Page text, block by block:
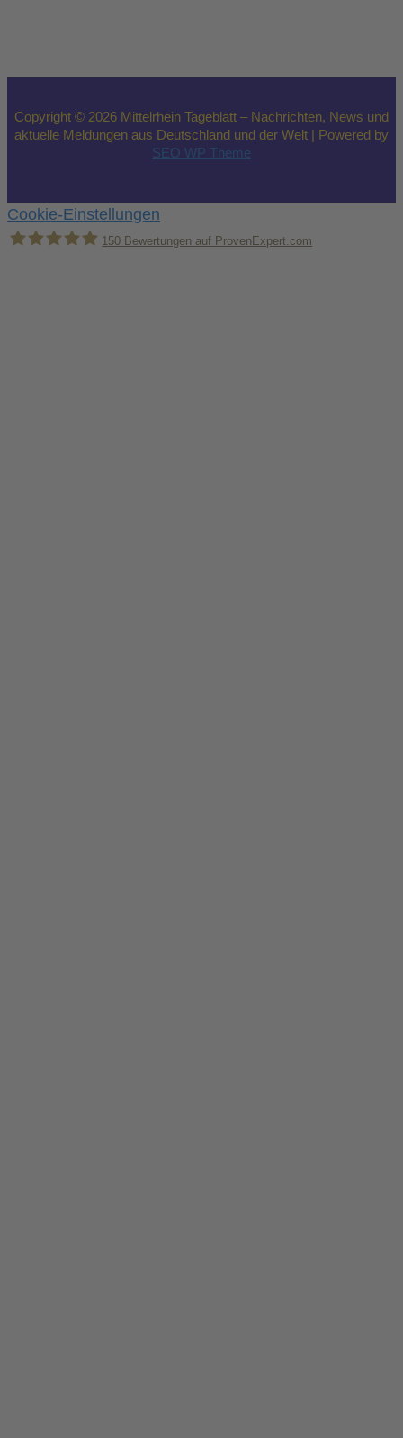
Copyright © 2026 Mittelrhein Tageblatt – Nachrichten, News und
aktuelle Meldungen aus Deutschland und der Welt | Powered by
SEO WP Theme
Cookie-Einstellungen
150 Bewertungen auf ProvenExpert.com